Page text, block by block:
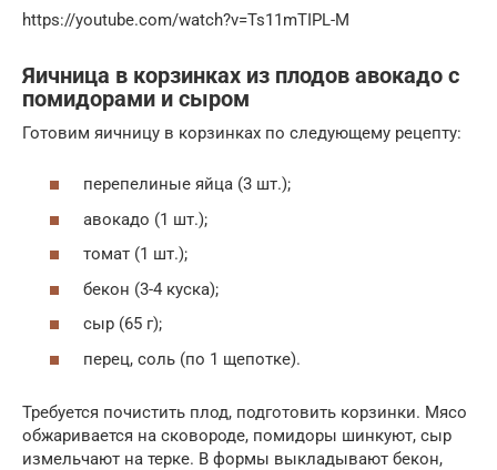
https://youtube.com/watch?v=Ts11mTIPL-M
Яичница в корзинках из плодов авокадо с
помидорами и сыром
Готовим яичницу в корзинках по следующему рецепту:
перепелиные яйца (3 шт.);
авокадо (1 шт.);
томат (1 шт.);
бекон (3-4 куска);
сыр (65 г);
перец, соль (по 1 щепотке).
Требуется почистить плод, подготовить корзинки. Мясо
обжаривается на сковороде, помидоры шинкуют, сыр
измельчают на терке. В формы выкладывают бекон,